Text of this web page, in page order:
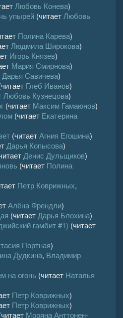
Любовь Конева)
упырей (читает Любовь
Полина Карева)
Людмила Широкова)
Игорь Князев)
Мария Смирнова)
Дарья Савичева)
Глеб Иванов)
Любовь Кузнецова)
(читает Максим Гамаюнов)
(читает Екатерина
(читаетАгния Егошина)
Дарья Копысова)
Денис Дульщиков)
(читает Полина
Петр Коврижных,
Алёна Френдли)
(читает Дарья Блохина)
гамбит #1) (читает
Портная)
Дудкина, Владимир
на огонь (читает Наталья
Петр Коврижных)
Петр Коврижных)
Моряна Анттонен-